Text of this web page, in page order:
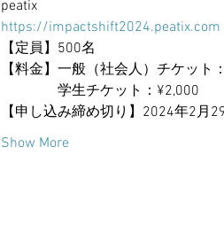
peatix
https://impactshift2024.peatix.com
【定員】500名
【料金】一般（社会人）チケット
学生チケット：¥2,000
【申し込み締め切り】2024年2月
Show More